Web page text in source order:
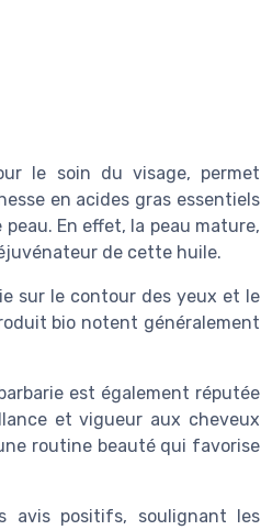
le soin du visage, permet
en acides gras essentiels
En effet, la peau mature,
de cette huile.
sur le contour des yeux et le
bio notent généralement
est également réputée
et vigueur aux cheveux
routine beauté qui favorise
avis positifs, soulignant les